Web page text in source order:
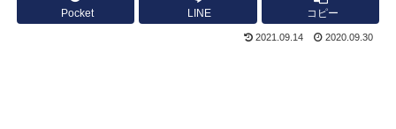
Pocket LINE コピー
2021.09.14 2020.09.30